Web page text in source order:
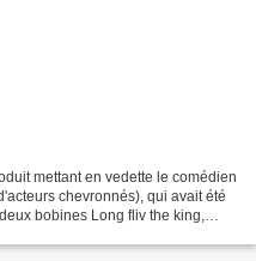
mettant en vedette le comédien
chevronnés), qui avait été
bobines Long fliv the king,